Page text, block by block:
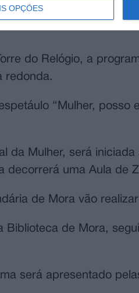
OPÇÕES
com uma programação
do Relógio, a
redonda.
“Mulher, posso
da Mulher, será
decorrerá uma Aula de
de Mora vão
de Mora,
será apresentado